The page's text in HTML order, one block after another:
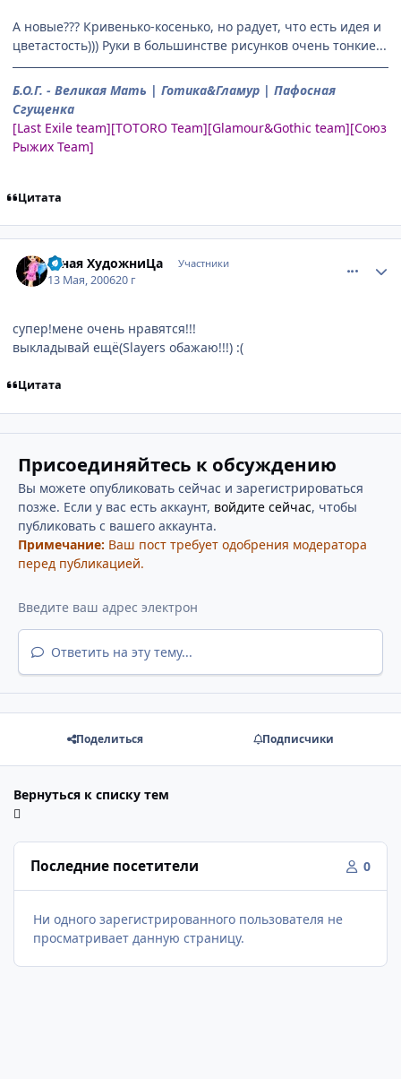
А новые??? Кривенько-косенько, но радует, что есть идея и
цветастость))) Руки в большинстве рисунков очень тонкие...
Б.О.Г. - Великая Мать | Готика&Гламур | Пафосная
Сгущенка
[Last Exile team][TOTORO Team][Glamour&Gothic team][Союз
Рыжих Team]
Цитата
Юная ХудожниЦа Участники
13 Мая, 200620 г
супер!мене очень нравятся!!!
выкладывай ещё(Slayers обажаю!!!) :(
Цитата
Присоединяйтесь к обсуждению
Вы можете опубликовать сейчас и зарегистрироваться
позже. Если у вас есть аккаунт, войдите сейчас, чтобы
публиковать с вашего аккаунта.
Примечание: Ваш пост требует одобрения модератора
перед публикацией.
Ответить на эту тему...
Поделиться Подписчики
Вернуться к списку тем
Последние посетители 0
Ни одного зарегистрированного пользователя не
просматривает данную страницу.